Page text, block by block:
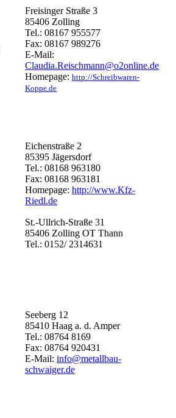
Freisinger Straße 3
85406 Zolling
Tel.: 08167 955577
Fax: 08167 989276
E-Mail:
Claudia.Reischmann@o2online.de
Homepage: http://Schreibwaren-
Koppe.de
Eichenstraße 2
85395 Jägersdorf
Tel.: 08168 963180
Fax: 08168 963181
Homepage: http://www.Kfz-
Riedl.de
St.-Ullrich-Straße 31
85406 Zolling OT Thann
Tel.: 0152/ 2314631
Seeberg 12
85410 Haag a. d. Amper
Tel.: 08764 8169
Fax: 08764 920431
E-Mail: info@metallbau-
schwaiger.de